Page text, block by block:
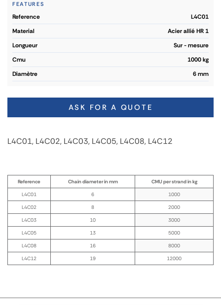
FEATURES
reference
L4C01
material
Acier allié HR 1
longueur
Sur - mesure
cmu
1000 kg
diamètre
6 mm
ASK FOR A QUOTE
L4C01, L4C02, L4C03, L4C05, L4C08, L4C12
Reference Chain diameter in mm
CMU per strand in kg
L4C01
6
1000
L4C02
8
2000
L4C03
10
3000
L4C05
13
5000
L4C08
16
8000
L4C12
19 12000